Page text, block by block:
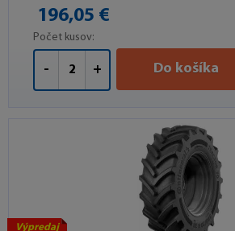
196,05 €
Počet kusov:
- + Do košíka
Výpredaj